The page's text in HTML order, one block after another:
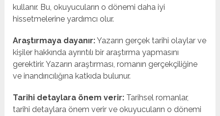
kullanır. Bu, okuyucuların o dönemi daha iyi
hissetmelerine yardımcı olur.
Araştırmaya dayanır:Yazarın gerçek tarihi olaylar ve
kişiler hakkında ayrıntılı bir araştırma yapmasını
gerektirir. Yazarın araştırması, romanın gerçekçiliğine
ve inandırıcılığına katkıda bulunur.
Tarihi detaylara önem verir: Tarihsel romanlar,
tarihi detaylara önem verir ve okuyucuların o dönemi